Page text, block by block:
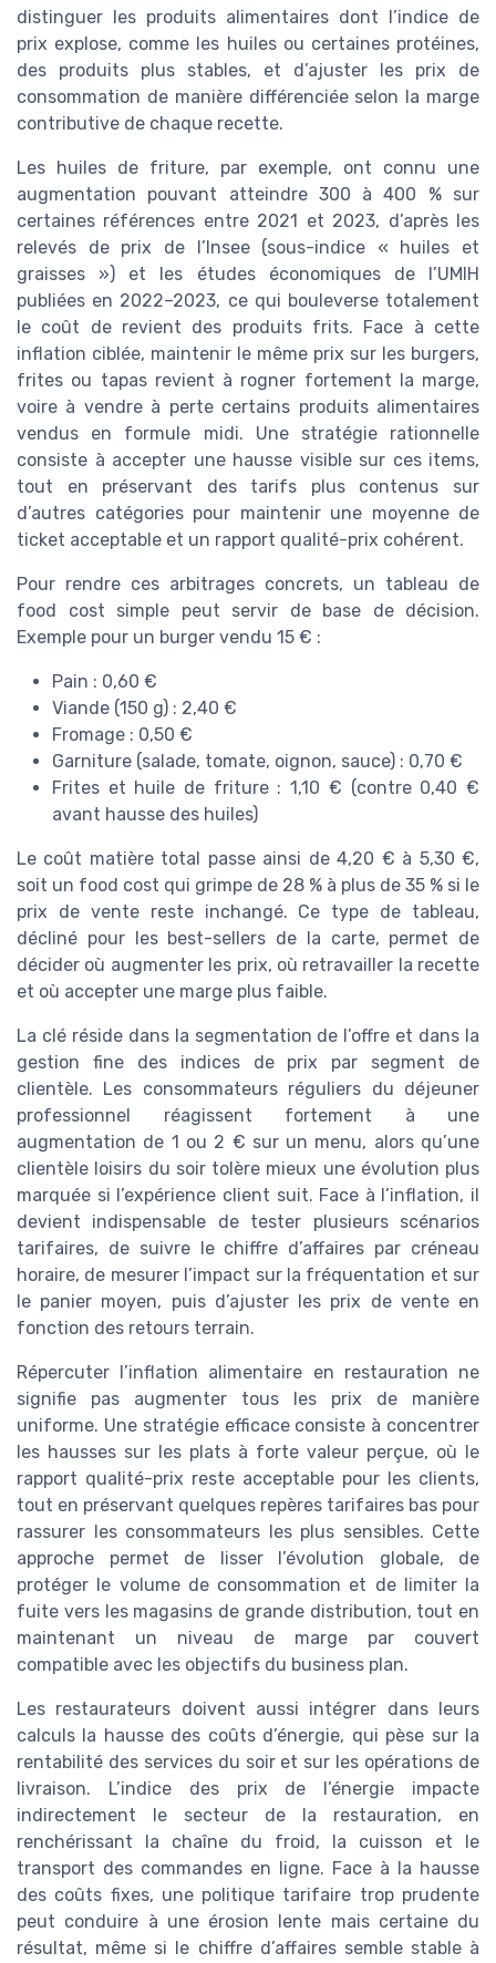
distinguer les produits alimentaires dont l’indice de
prix explose, comme les huiles ou certaines protéines,
des produits plus stables, et d’ajuster les prix de
consommation de manière différenciée selon la marge
contributive de chaque recette.
Les huiles de friture, par exemple, ont connu une
augmentation pouvant atteindre 300 à 400 % sur
certaines références entre 2021 et 2023, d’après les
relevés de prix de l’Insee (sous-indice « huiles et
graisses ») et les études économiques de l’UMIH
publiées en 2022–2023, ce qui bouleverse totalement
le coût de revient des produits frits. Face à cette
inflation ciblée, maintenir le même prix sur les burgers,
frites ou tapas revient à rogner fortement la marge,
voire à vendre à perte certains produits alimentaires
vendus en formule midi. Une stratégie rationnelle
consiste à accepter une hausse visible sur ces items,
tout en préservant des tarifs plus contenus sur
d’autres catégories pour maintenir une moyenne de
ticket acceptable et un rapport qualité-prix cohérent.
Pour rendre ces arbitrages concrets, un tableau de
food cost simple peut servir de base de décision.
Exemple pour un burger vendu 15 € :
Pain : 0,60 €
Viande (150 g) : 2,40 €
Fromage : 0,50 €
Garniture (salade, tomate, oignon, sauce) : 0,70 €
Frites et huile de friture : 1,10 € (contre 0,40 €
avant hausse des huiles)
Le coût matière total passe ainsi de 4,20 € à 5,30 €,
soit un food cost qui grimpe de 28 % à plus de 35 % si le
prix de vente reste inchangé. Ce type de tableau,
décliné pour les best-sellers de la carte, permet de
décider où augmenter les prix, où retravailler la recette
et où accepter une marge plus faible.
La clé réside dans la segmentation de l’offre et dans la
gestion fine des indices de prix par segment de
clientèle. Les consommateurs réguliers du déjeuner
professionnel réagissent fortement à une
augmentation de 1 ou 2 € sur un menu, alors qu’une
clientèle loisirs du soir tolère mieux une évolution plus
marquée si l’expérience client suit. Face à l’inflation, il
devient indispensable de tester plusieurs scénarios
tarifaires, de suivre le chiffre d’affaires par créneau
horaire, de mesurer l’impact sur la fréquentation et sur
le panier moyen, puis d’ajuster les prix de vente en
fonction des retours terrain.
Répercuter l’inflation alimentaire en restauration ne
signifie pas augmenter tous les prix de manière
uniforme. Une stratégie efficace consiste à concentrer
les hausses sur les plats à forte valeur perçue, où le
rapport qualité-prix reste acceptable pour les clients,
tout en préservant quelques repères tarifaires bas pour
rassurer les consommateurs les plus sensibles. Cette
approche permet de lisser l’évolution globale, de
protéger le volume de consommation et de limiter la
fuite vers les magasins de grande distribution, tout en
maintenant un niveau de marge par couvert
compatible avec les objectifs du business plan.
Les restaurateurs doivent aussi intégrer dans leurs
calculs la hausse des coûts d’énergie, qui pèse sur la
rentabilité des services du soir et sur les opérations de
livraison. L’indice des prix de l’énergie impacte
indirectement le secteur de la restauration, en
renchérissant la chaîne du froid, la cuisson et le
transport des commandes en ligne. Face à la hausse
des coûts fixes, une politique tarifaire trop prudente
peut conduire à une érosion lente mais certaine du
résultat, même si le chiffre d’affaires semble stable à